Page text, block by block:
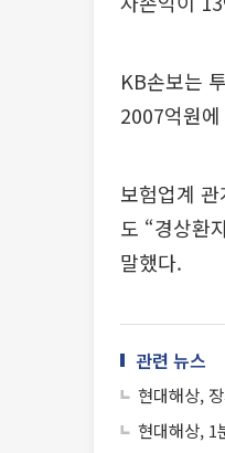
KB손보는
2007억원
보험업계
도 “경상환
말했다.
관련 뉴스
현대해상,
현대해상,